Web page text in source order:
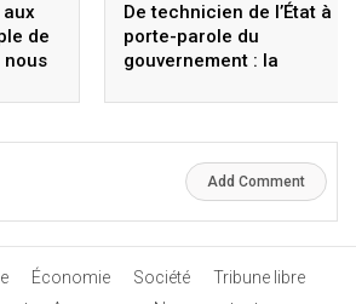
aux
de
nous
De technicien de l’État à
porte-parole du
gouvernement : la
du ministre Faya
Add Comment
Économie Société
Tribune libre